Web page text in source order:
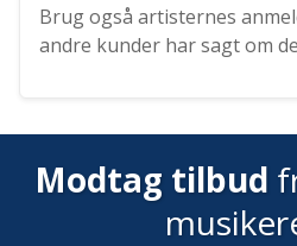
Brug også artisternes
andre kunder har sagt om
Modtag tilbud